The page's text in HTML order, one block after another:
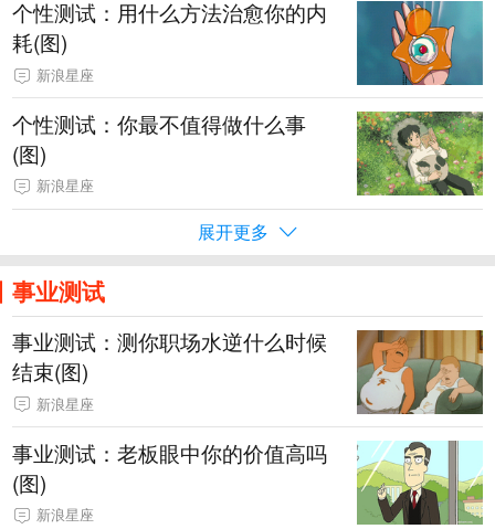
个性测试：用什么方法治愈你的内
耗(图)
新浪星座
个性测试：你最不值得做什么事
(图)
新浪星座
展开更多
事业测试
事业测试：测你职场水逆什么时候
结束(图)
新浪星座
事业测试：老板眼中你的价值高吗
(图)
新浪星座